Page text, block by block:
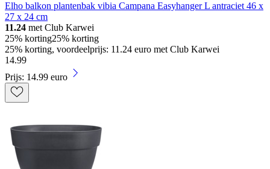
Elho balkon plantenbak vibia Campana Easyhanger L antraciet 46 x
27 x 24 cm
11.24 met Club Karwei
25% korting25% korting
25% korting, voordeelprijs: 11.24 euro met Club Karwei
14.99
Prijs: 14.99 euro